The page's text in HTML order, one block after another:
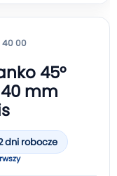
40 00
45°
mm
dni robocze